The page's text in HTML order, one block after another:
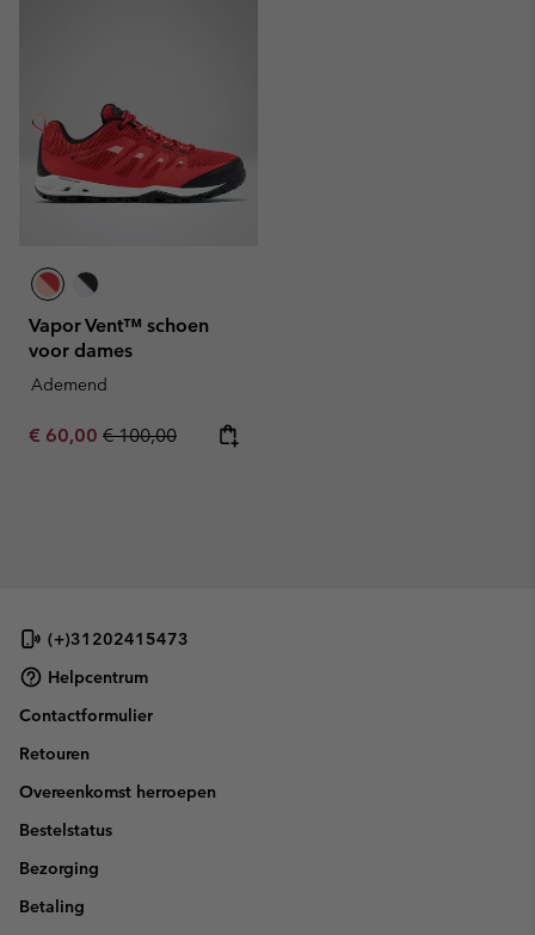
Vapor Vent™ schoen
voor dames
Ademend
Sale price:
€ 60,00 Regular price:
€ 100,00
(+)31202415473
Helpcentrum
Contactformulier
Retouren
Overeenkomst herroepen
Bestelstatus
Bezorging
Betaling